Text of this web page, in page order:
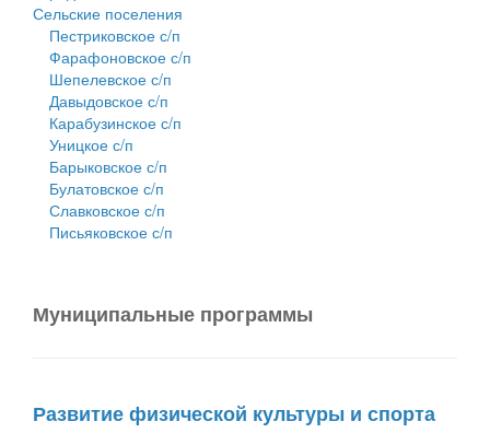
Сельские поселения
Пестриковское с/п
Фарафоновское с/п
Шепелевское с/п
Давыдовское с/п
Карабузинское с/п
Уницкое с/п
Барыковское с/п
Булатовское с/п
Славковское с/п
Письяковское с/п
Муниципальные программы
Развитие физической культуры и спорта